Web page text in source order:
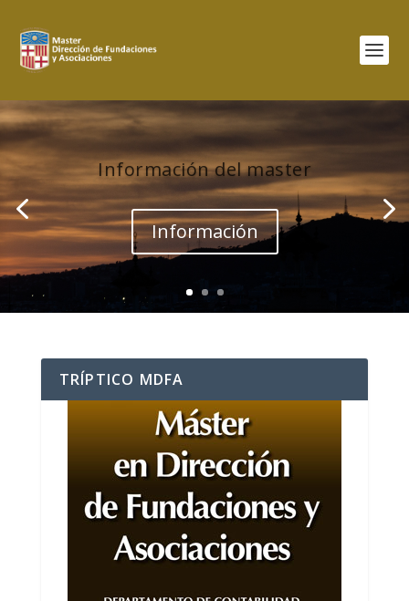
Información del master
Información
TRÍPTICO MDFA